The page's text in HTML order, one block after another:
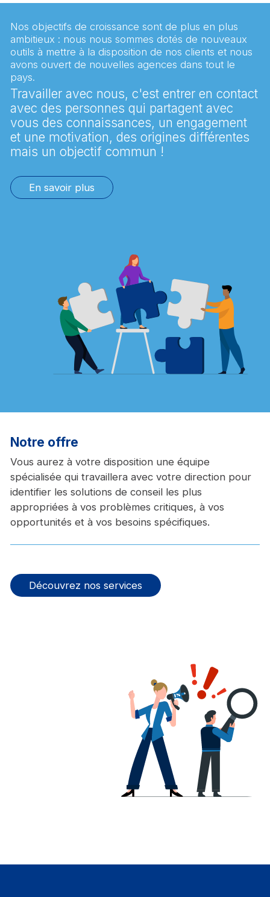
Nos objectifs de croissance sont de plus en plus
ambitieux : nous nous sommes dotés de nouveaux
outils à mettre à la disposition de nos clients et nous
avons ouvert de nouvelles agences dans tout le
pays.
Travailler avec nous, c'est entrer en contact
avec des personnes qui partagent avec
vous des connaissances, un engagement
et une motivation, des origines différentes
mais un objectif commun !
En savoir plus
Notre offre
Vous aurez à votre disposition une équipe
spécialisée qui travaillera avec votre direction pour
identifier les solutions de conseil les plus
appropriées à vos problèmes critiques, à vos
opportunités et à vos besoins spécifiques.
Découvrez nos services